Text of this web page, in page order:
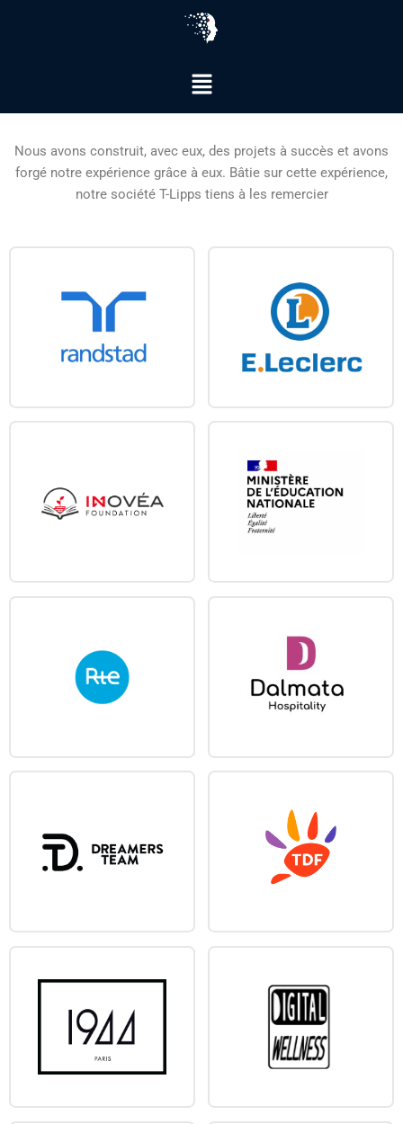
Menu
Ils nous font confiance
Nous avons construit, avec eux, des projets à succès et avons
forgé notre expérience grâce à eux. Bâtie sur cette expérience,
notre société T-Lipps tiens à les remercier